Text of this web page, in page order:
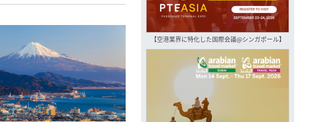
【空港業界に特化した国際会議@シンガポール】